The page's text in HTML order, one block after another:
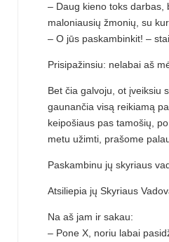
– Daug kieno toks darbas,
maloniausių žmonių, su
– O jūs paskambinkit! –
Prisipažinsiu: nelabai aš
Bet čia galvoju, ot įveiksiu
gaunančia visą reikiamą
keipošiaus pas tamošių,
metu užimti, prašome
Paskambinu jų skyriaus
Atsiliepia jų Skyriaus
Na aš jam ir sakau:
– Pone X, noriu labai